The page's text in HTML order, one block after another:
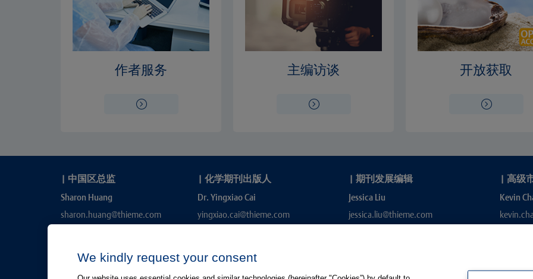
作者服务 主编访谈 开放获取
| 中国区总监
Sharon Huang
sharon.huang@thieme.com
| 化学期刊出版人
Dr. Yingxiao Cai
yingxiao.cai@thieme.com
| 期刊发展编辑
Jessica Liu
jessica.liu@thieme.com
| 高级
Kevin
We kindly request your consent